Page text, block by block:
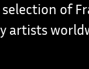
selection of
artists